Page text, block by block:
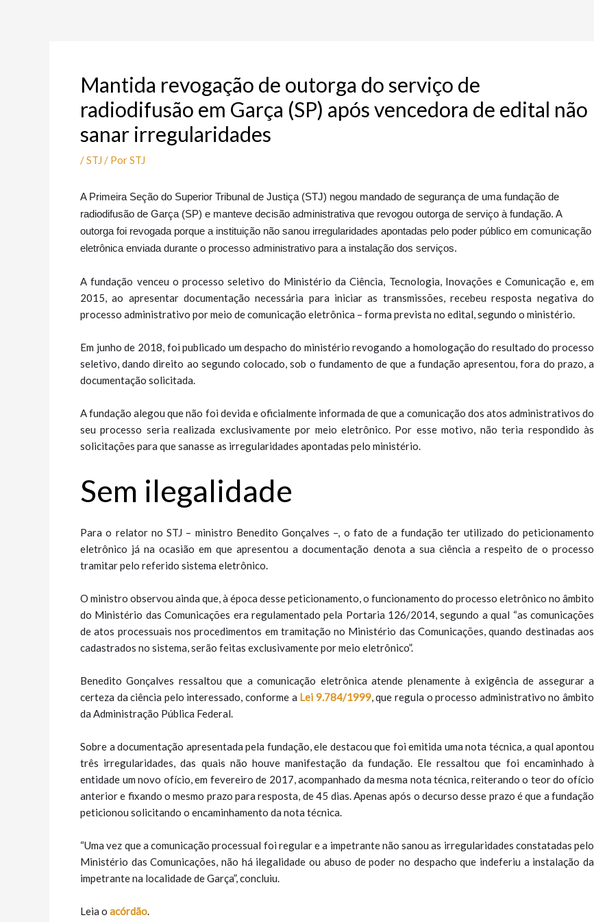
Mantida revogação de outorga do serviço de
radiodifusão em Garça (SP) após vencedora de edital não
sanar irregularidades
/STJ / PorSTJ
A Primeira Seção do Superior Tribunal de Justiça (STJ) negou mandado de segurança de uma fundação de
radiodifusão de Garça (SP) e manteve decisão administrativa que revogou outorga de serviço à fundação. A
outorga foi revogada porque a instituição não sanou irregularidades apontadas pelo poder público em comunicação
eletrônica enviada durante o processo administrativo para a instalação dos serviços.
A fundação venceu o processo seletivo do Ministério da Ciência, Tecnologia, Inovações e Comunicação e, em
2015, ao apresentar documentação necessária para iniciar as transmissões, recebeu resposta negativa do
processo administrativo por meio de comunicação eletrônica – forma prevista no edital, segundo o ministério.
Em junho de 2018, foi publicado um despacho do ministério revogando a homologação do resultado do processo
seletivo, dando direito ao segundo colocado, sob o fundamento de que a fundação apresentou, fora do prazo, a
documentação solicitada.
A fundação alegou que não foi devida e oficialmente informada de que a comunicação dos atos administrativos do
seu processo seria realizada exclusivamente por meio eletrônico. Por esse motivo, não teria respondido às
solicitações para que sanasse as irregularidades apontadas pelo ministério.
Sem ilegalidade
Para o relator no STJ – ministro Benedito Gonçalves –, o fato de a fundação ter utilizado do peticionamento
eletrônico já na ocasião em que apresentou a documentação denota a sua ciência a respeito de o processo
tramitar pelo referido sistema eletrônico.
O ministro observou ainda que, à época desse peticionamento, o funcionamento do processo eletrônico no âmbito
do Ministério das Comunicações era regulamentado pela Portaria 126/2014, segundo a qual “as comunicações
de atos processuais nos procedimentos em tramitação no Ministério das Comunicações, quando destinadas aos
cadastrados no sistema, serão feitas exclusivamente por meio eletrônico”.
Benedito Gonçalves ressaltou que a comunicação eletrônica atende plenamente à exigência de assegurar a
certeza da ciência pelo interessado, conforme a Lei 9.784/1999, que regula o processo administrativo no âmbito
da Administração Pública Federal.
Sobre a documentação apresentada pela fundação, ele destacou que foi emitida uma nota técnica, a qual apontou
três irregularidades, das quais não houve manifestação da fundação. Ele ressaltou que foi encaminhado à
entidade um novo ofício, em fevereiro de 2017, acompanhado da mesma nota técnica, reiterando o teor do ofício
anterior e fixando o mesmo prazo para resposta, de 45 dias. Apenas após o decurso desse prazo é que a fundação
peticionou solicitando o encaminhamento da nota técnica.
“Uma vez que a comunicação processual foi regular e a impetrante não sanou as irregularidades constatadas pelo
Ministério das Comunicações, não há ilegalidade ou abuso de poder no despacho que indeferiu a instalação da
impetrante na localidade de Garça”, concluiu.
Leia o acórdão.​